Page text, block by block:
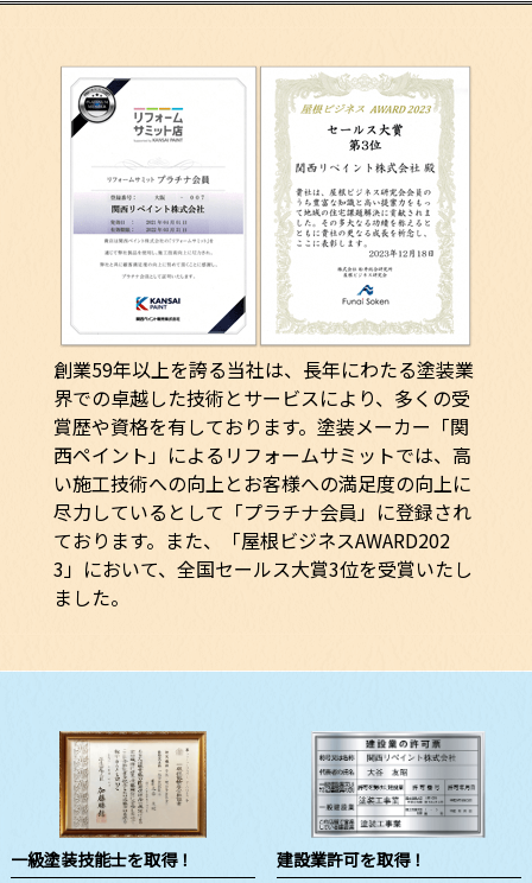
創業59年以上を誇る当社は、長年にわたる塗装業
界での卓越した技術とサービスにより、多くの受
賞歴や資格を有しております。塗装メーカー「関
西ペイント」によるリフォームサミットでは、高
い施工技術への向上とお客様への満足度の向上に
尽力しているとして「プラチナ会員」に登録され
ております。また、「屋根ビジネスAWARD202
3」において、全国セールス大賞3位を受賞いたし
ました。
一級塗装技能士を取得！
建設業許可を取得！